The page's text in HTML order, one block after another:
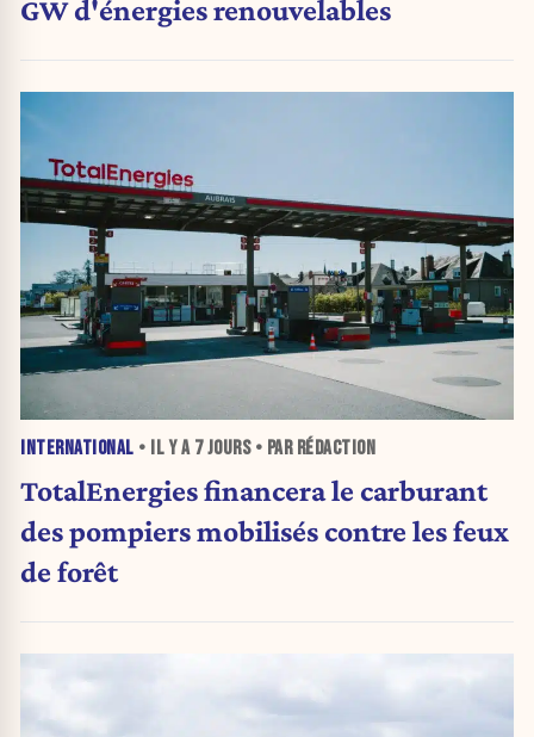
GW d'énergies renouvelables
INTERNATIONAL • IL Y A 7 JOURS• PAR RÉDACTION
TotalEnergies financera le carburant
des pompiers mobilisés contre les feux
de forêt